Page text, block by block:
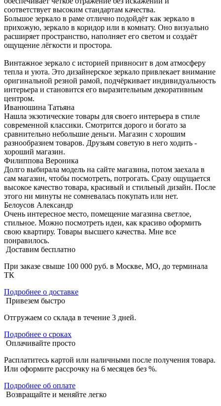
соответствует высоким стандартам качества.
Большое зеркало в раме отлично подойдёт как зеркало в
прихожую, зеркало в коридор или в комнату. Оно визуально
расширяет пространство, наполняет его светом и создаёт
ощущение лёгкости и простора.
Винтажное зеркало с историей привносит в дом атмосферу
тепла и уюта. Это дизайнерское зеркало привлекает внимание
оригинальной резной рамой, подчёркивает индивидуальность
интерьера и становится его выразительным декоративным
центром.
Иванюшина Татьяна
Нашла экзотические товары для своего интерьера в стиле
современной классики. Смотрится дорого и богато за
сравнительно небольшие деньги. Магазин с хорошим
разнообразием товаров. Друзьям советую в него ходить -
хороший магазин.
Филиппова Вероника
Долго выбирала модель на сайте магазина, потом заехала в
сам магазин, чтобы посмотреть, потрогать. Сразу ощущается
высокое качество товара, красивый и стильный дизайн. После
этого ни минуты не сомневалась покупать или нет.
Белоусов Александр
Очень интересное место, помещение магазина светлое,
стильное. Можно посмотреть идеи, как красиво оформить
свою квартиру. Товары высшего качества. Мне все
понравилось.
Доставим бесплатно
При заказе свыше 100 000 руб. в Москве, МО, до терминала
ТК
Подробнее о доставке
Привезем быстро
Отгружаем со склада в течение 3 дней.
Подробнее о сроках
Оплачивайте просто
Расплатитесь картой или наличными после получения товара.
Или оформите рассрочку на 6 месяцев без %.
Подробнее об оплате
Возвращайте и меняйте легко